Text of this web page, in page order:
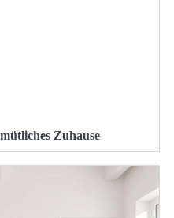
Zuhause